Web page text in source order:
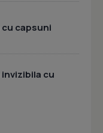
capsuni
cu